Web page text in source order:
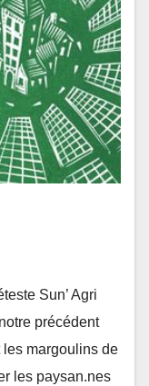
Sun’ Agri
précédent
les margoulins de
les paysan.nes